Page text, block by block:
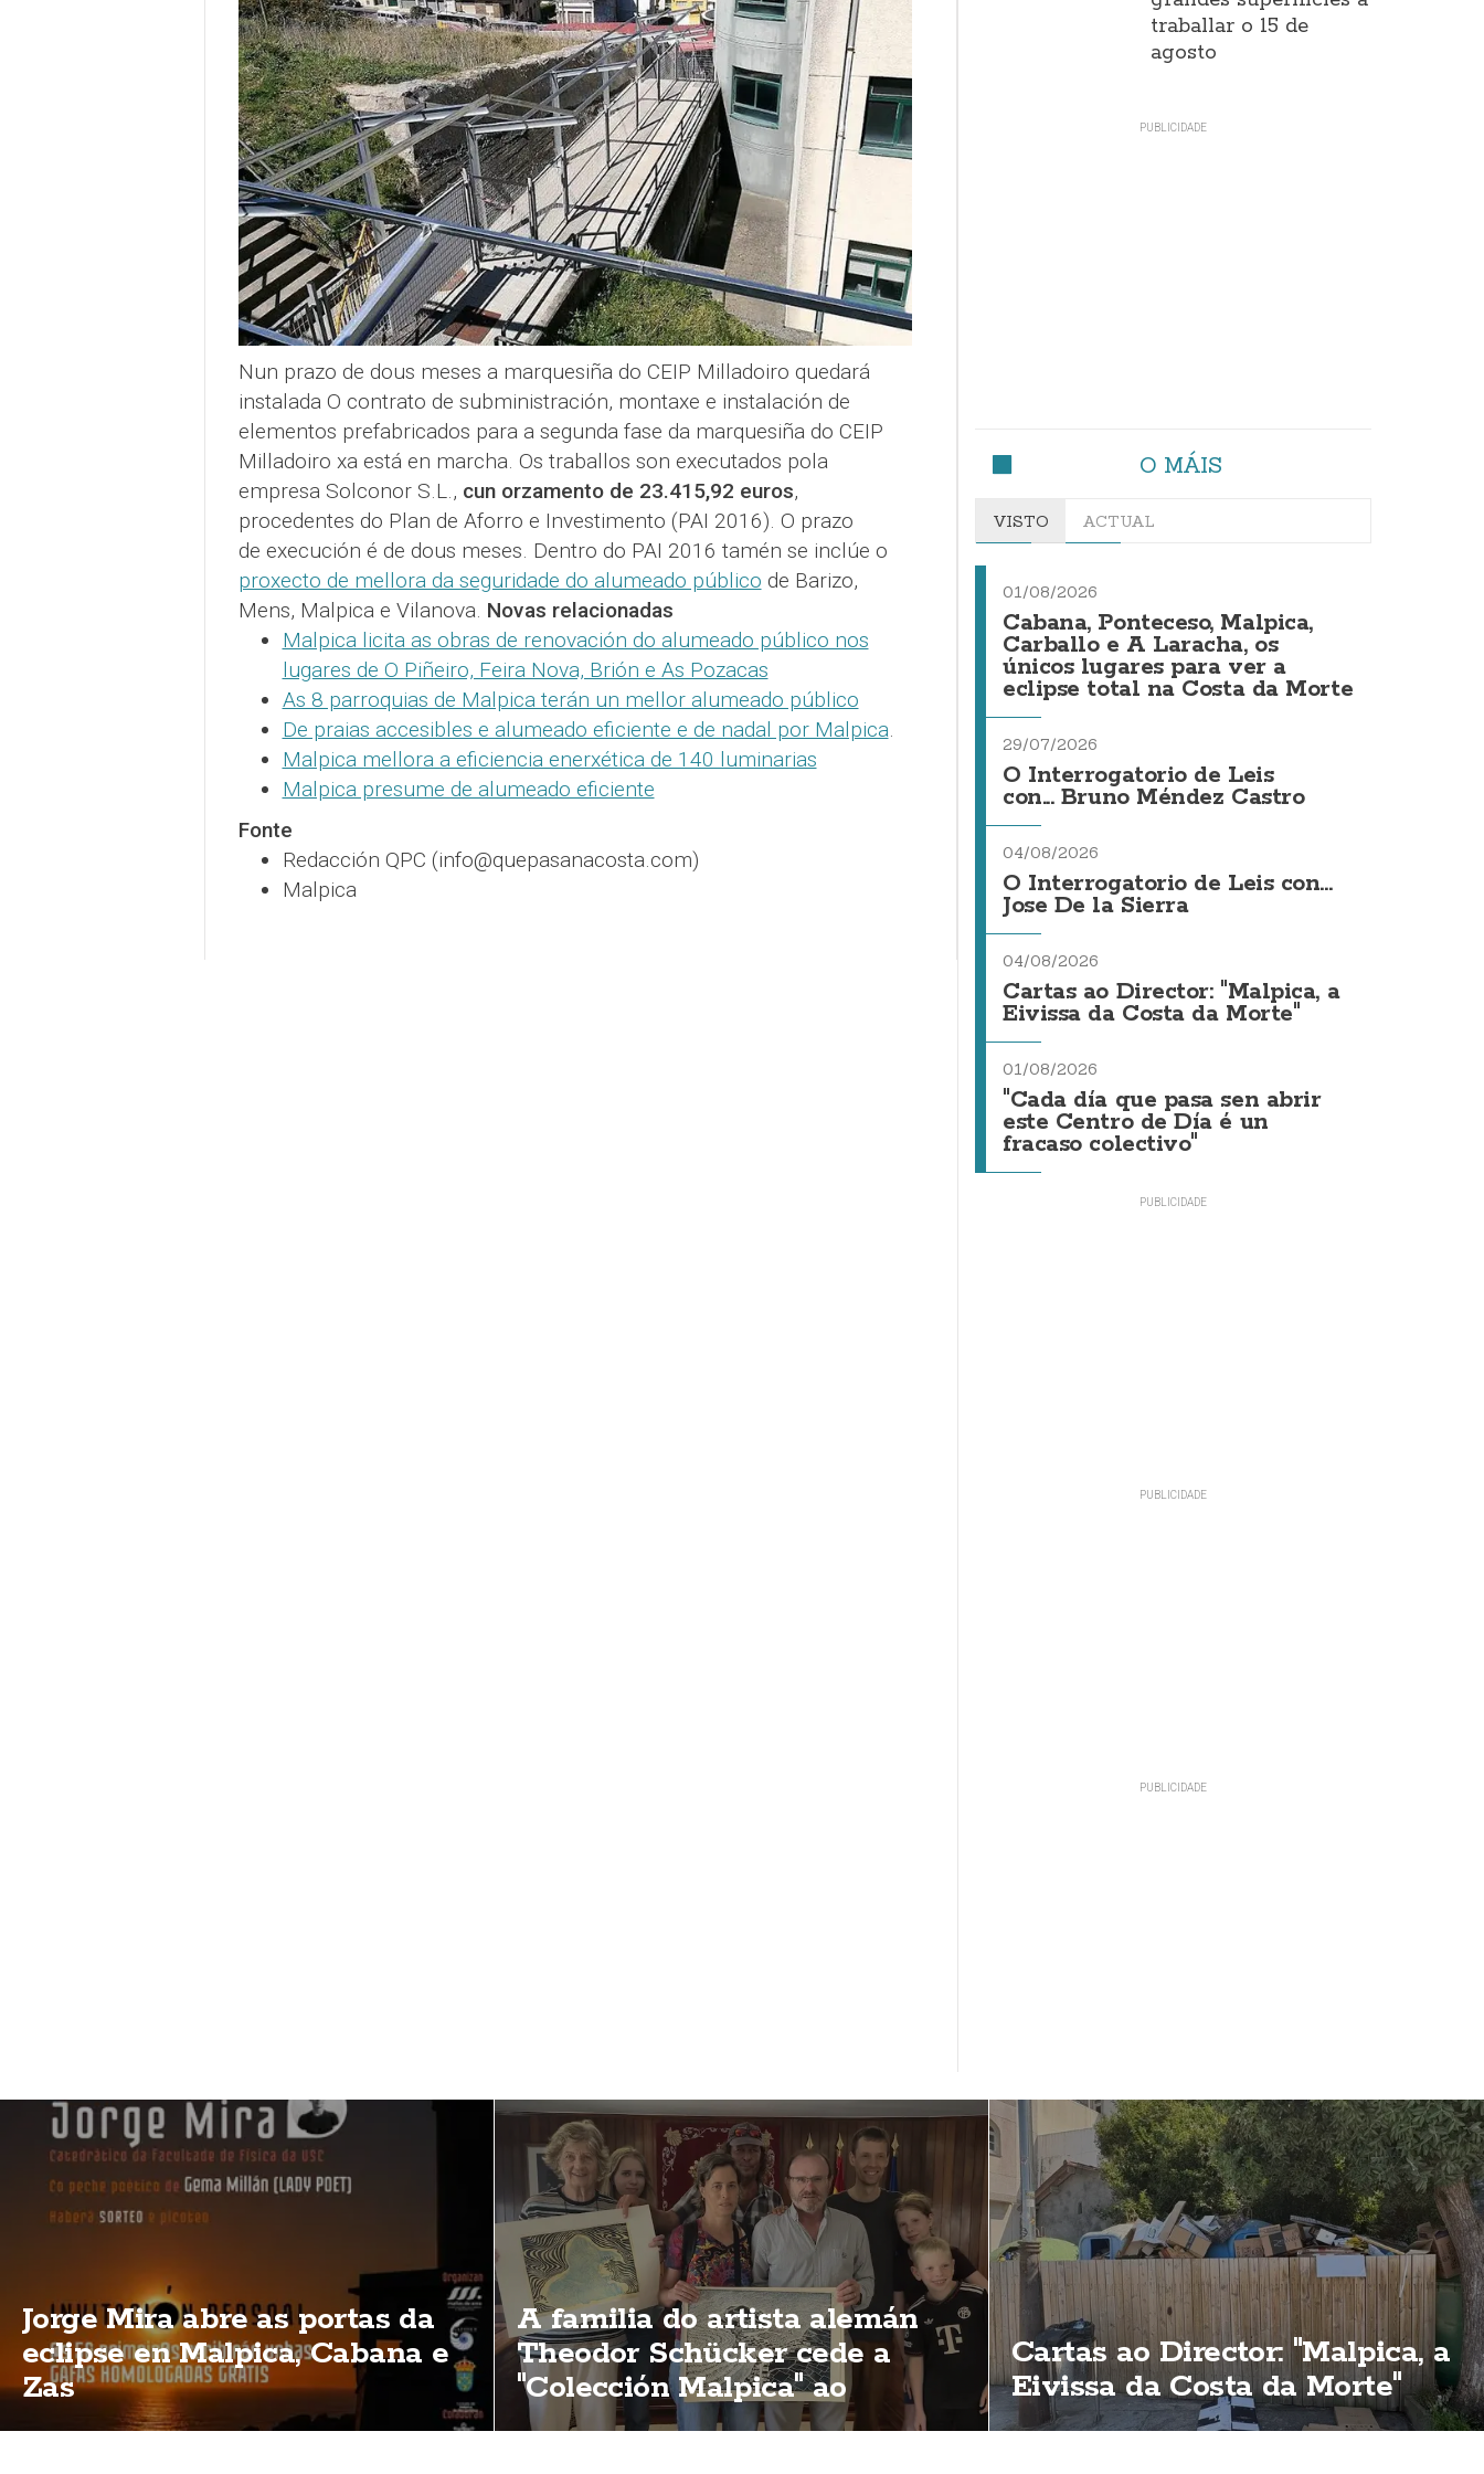
Nun prazo de dous meses a marquesiña do CEIP Milladoiro quedará
instalada O contrato de subministración, montaxe e instalación de
elementos prefabricados para a segunda fase da marquesiña do CEIP
Milladoiro xa está en marcha. Os traballos son executados pola
empresa Solconor S.L., cun orzamento de 23.415,92 euros,
procedentes do Plan de Aforro e Investimento (PAI 2016). O prazo
de execución é de dous meses. Dentro do PAI 2016 tamén se inclúe o
proxecto de mellora da seguridade do alumeado público de Barizo,
Mens, Malpica e Vilanova. Novas relacionadas
Malpica licita as obras de renovación do alumeado público nos
lugares de O Piñeiro, Feira Nova, Brión e As Pozacas
As 8 parroquias de Malpica terán un mellor alumeado público
De praias accesibles e alumeado eficiente e de nadal por Malpica.
Malpica mellora a eficiencia enerxética de 140 luminarias
Malpica presume de alumeado eficiente
Fonte
Redacción QPC (info@quepasanacosta.com)
Malpica
traballar o 15 de
agosto
O MÁIS
VISTO ACTUAL
01/08/2026
Cabana, Ponteceso, Malpica,
Carballo e A Laracha, os
únicos lugares para ver a
eclipse total na Costa da Morte
29/07/2026
O Interrogatorio de Leis
con... Bruno Méndez Castro
04/08/2026
O Interrogatorio de Leis con...
Jose De la Sierra
04/08/2026
Cartas ao Director: "Malpica, a
Eivissa da Costa da Morte"
01/08/2026
"Cada día que pasa sen abrir
este Centro de Día é un
fracaso colectivo"
Jorge Mira abre as portas da
eclipse en Malpica, Cabana e
Zas
A familia do artista alemán
Theodor Schücker cede a
"Colección Malpica" ao
concello malpicán
Cartas ao Director: "Malpica, a
Eivissa da Costa da Morte"